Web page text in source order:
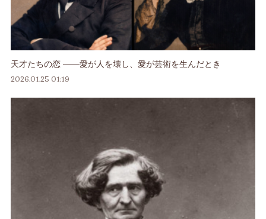
天才たちの恋 ――愛が人を壊し、愛が芸術を生んだとき
2026.01.25 01:19